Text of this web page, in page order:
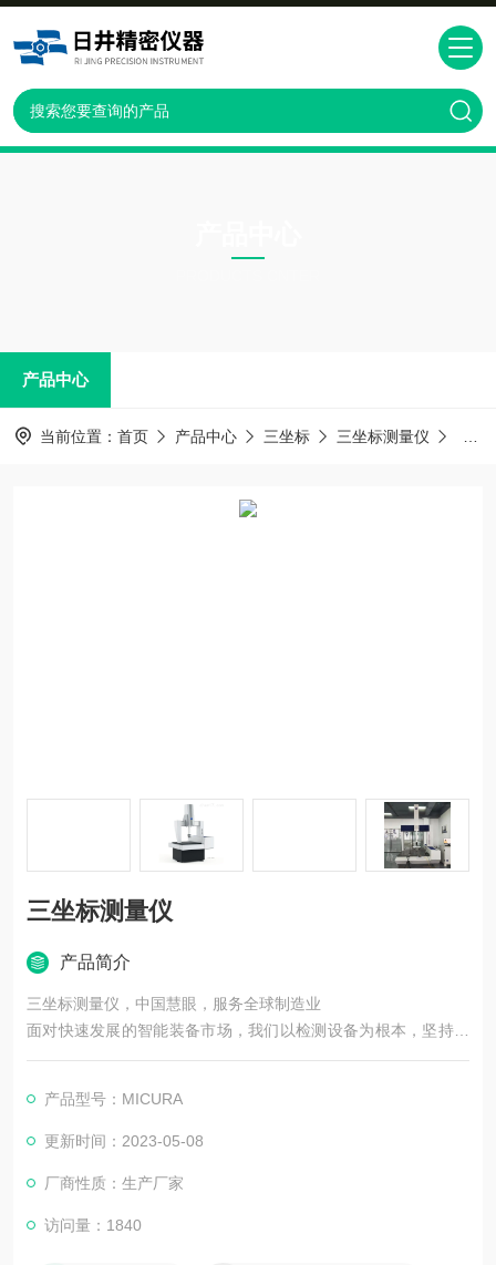
产品中心
当前位置： 首页 产品中心 三坐标 三坐标测量仪
三坐标测量仪
产品简介
三坐标测量仪，中国慧眼，服务全球制造业
面对快速发展的智能装备市场，我们以检测设备为根本，坚持机
器视觉领域，以技术为主导。在实现工业智能中国梦的道路上前
产品型号：MICURA
更新时间：2023-05-08
厂商性质：生产厂家
访问量：1840